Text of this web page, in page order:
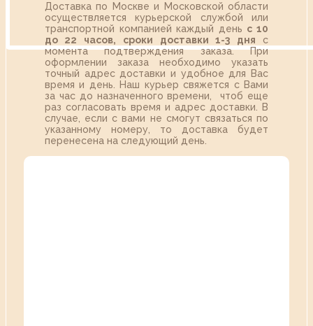
Доставка по Москве и Московской области
осуществляется курьерской службой или
транспортной компанией каждый день с 10
до 22 часов,
сроки доставки 1-3 дня с
момента подтверждения заказа. При
оформлении заказа необходимо указать
точный адрес доставки и удобное для Вас
время и день. Наш курьер свяжется с Вами
за час до назначенного времени, чтоб еще
раз согласовать время и адрес доставки. В
случае, если с вами не смогут связаться по
указанному номеру, то доставка будет
перенесена на следующий день.